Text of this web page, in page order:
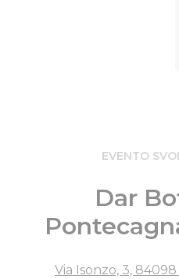
EVENTO
Dar
Via Isonzo, 3,